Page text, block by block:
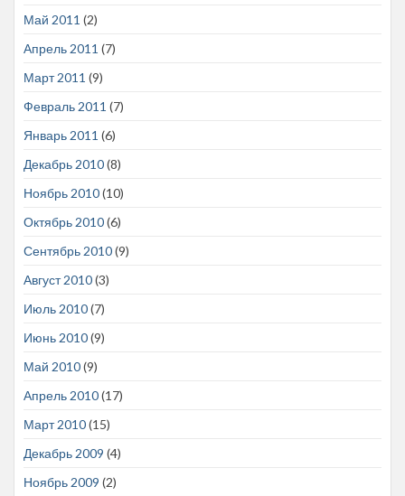
Май 2011 (2)
Апрель 2011 (7)
Март 2011 (9)
Февраль 2011 (7)
Январь 2011 (6)
Декабрь 2010(8)
Ноябрь 2010(10)
Октябрь 2010(6)
Сентябрь 2010(9)
Август 2010(3)
Июль 2010(7)
Июнь 2010(9)
Май 2010(9)
Апрель 2010(17)
Март 2010(15)
Декабрь 2009 (4)
Ноябрь 2009 (2)